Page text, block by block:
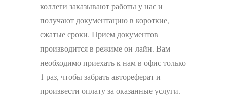
коллеги заказывают работы у нас и
получают документацию в короткие,
сжатые сроки. Прием документов
производится в режиме он-лайн. Вам
необходимо приехать к нам в офис только
1 раз, чтобы забрать автореферат и
произвести оплату за оказанные услуги.